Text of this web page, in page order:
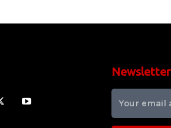
Newsletter